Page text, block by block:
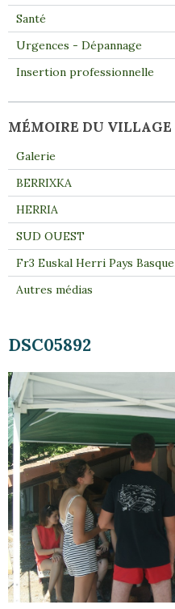
DSC05892
Santé
Urgences - Dépannage
Insertion professionnelle
MÉMOIRE DU VILLAGE
Galerie
BERRIXKA
HERRIA
SUD OUEST
Fr3 Euskal Herri Pays Basque
Autres médias